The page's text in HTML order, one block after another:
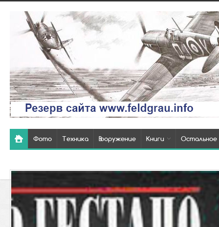
Фото Техника Вооружение Книги Остальное
Так выглядели
похоронки